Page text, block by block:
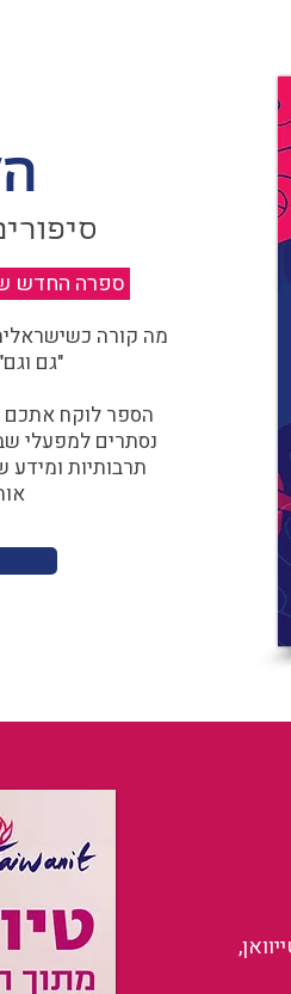
ספרה החדש
מה קורה
"גם
הספר לוקח אתכם
נסתרים למפעלי
תרבותיות